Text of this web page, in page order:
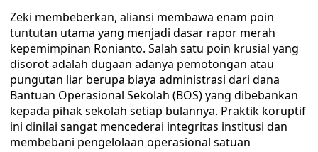
Zeki membeberkan, aliansi membawa enam poin
tuntutan utama yang menjadi dasar rapor merah
kepemimpinan Ronianto. Salah satu poin krusial yang
disorot adalah dugaan adanya pemotongan atau
pungutan liar berupa biaya administrasi dari dana
Bantuan Operasional Sekolah (BOS) yang dibebankan
kepada pihak sekolah setiap bulannya. Praktik koruptif
ini dinilai sangat mencederai integritas institusi dan
membebani pengelolaan operasional satuan